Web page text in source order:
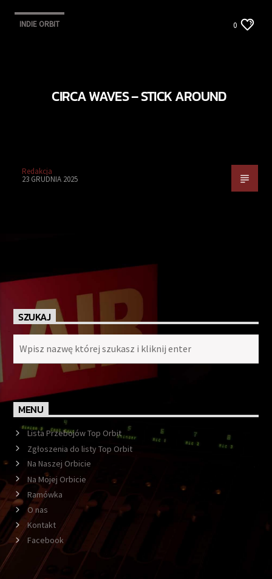
INDIE ORBIT 0
CIRCA WAVES – STICK AROUND
Redakcja
23 GRUDNIA 2025
SZUKAJ
MENU
Lista Przebojów Top Orbit
Zgłoszenia do listy Top Orbit
Na Naszej Orbicie
Na Mojej Orbicie
Ramówka
O nas
Kontakt
Facebook